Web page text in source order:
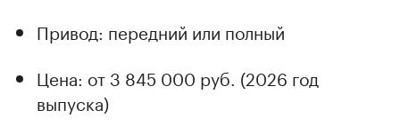
Привод: передний или полный
Цена: от 3 845 000 руб. (2026 год
выпуска)